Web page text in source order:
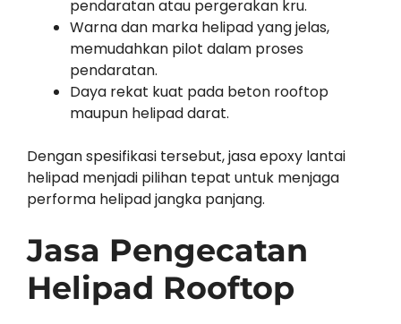
pendaratan atau pergerakan kru.
Warna dan marka helipad yang jelas,
memudahkan pilot dalam proses
pendaratan.
Daya rekat kuat pada beton rooftop
maupun helipad darat.
Dengan spesifikasi tersebut, jasa epoxy lantai
helipad menjadi pilihan tepat untuk menjaga
performa helipad jangka panjang.
Jasa Pengecatan
Helipad Rooftop